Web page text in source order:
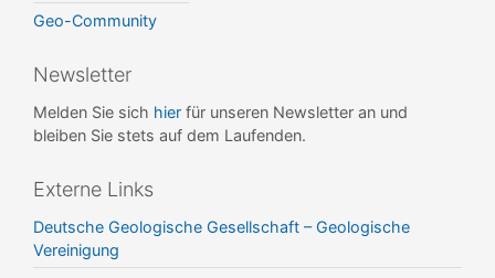
Geo-Community
Newsletter
Melden Sie sich hier für unseren Newsletter an und
bleiben Sie stets auf dem Laufenden.
Externe Links
Deutsche Geologische Gesellschaft – Geologische
Vereinigung